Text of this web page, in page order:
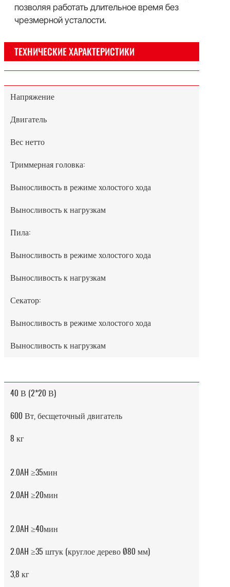
позволяя работать длительное время без
чрезмерной усталости.
ТЕХНИЧЕСКИЕ ХАРАКТЕРИСТИКИ
Напряжение
Двигатель
Вес нетто
Триммерная головка:
Выносливость в режиме холостого хода
Выносливость к нагрузкам
Пила:
Выносливость в режиме холостого хода
Выносливость к нагрузкам
Секатор:
Выносливость в режиме холостого хода
Выносливость к нагрузкам
40 В (2*20 В)
600 Вт, бесщеточный двигатель
8 кг
2.0AH ≥35мин
2.0AH ≥20мин
2.0AH ≥40мин
2.0AH ≥35 штук (круглое дерево Ø80 мм)
3,8 кг